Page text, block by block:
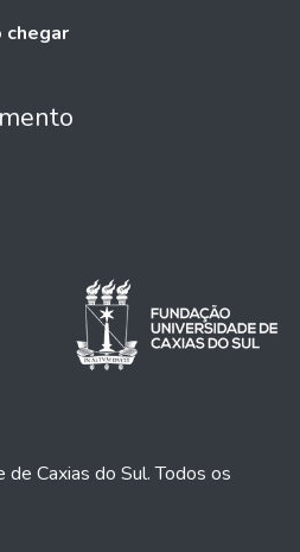
chegar
Caxias do Sul. Todos os